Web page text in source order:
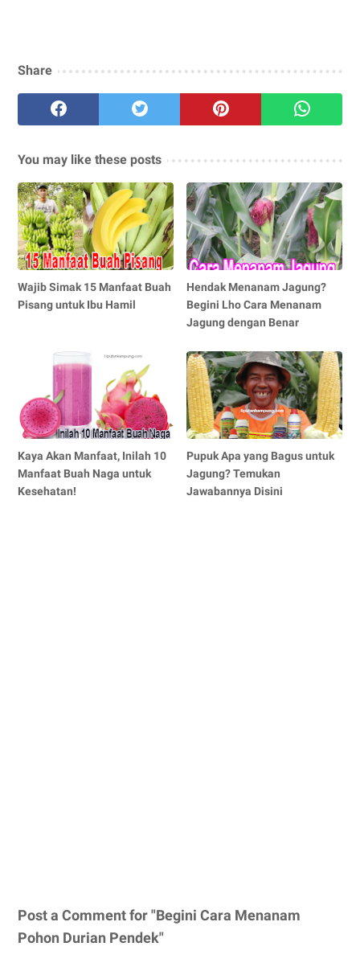
Share
You may like these posts
Wajib Simak 15 Manfaat Buah
Pisang untuk Ibu Hamil
Hendak Menanam Jagung?
Begini Lho Cara Menanam
Jagung dengan Benar
Kaya Akan Manfaat, Inilah 10
Manfaat Buah Naga untuk
Kesehatan!
Pupuk Apa yang Bagus untuk
Jagung? Temukan
Jawabannya Disini
Post a Comment for "Begini Cara Menanam
Pohon Durian Pendek"